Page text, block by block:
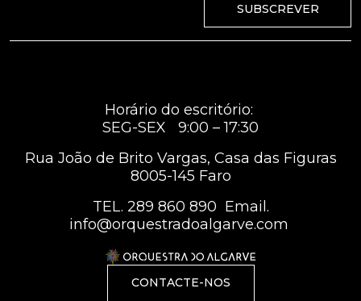
SUBSCREVER
Horário do escritório:
SEG-SEX 9:00 – 17:30
Rua João de Brito Vargas, Casa das Figuras
8005-145 Faro
TEL. 289 860 890 Email.
info@orquestradoalgarve.com
CONTACTE-NOS